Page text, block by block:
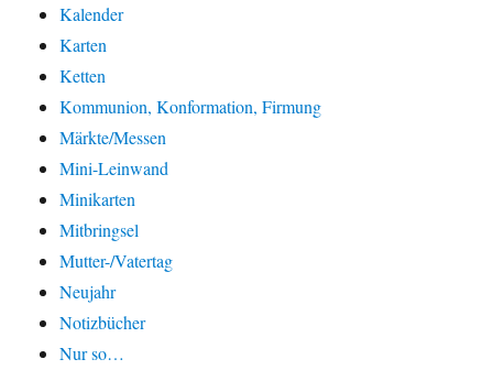
Kalender
Karten
Ketten
Kommunion, Konformation, Firmung
Märkte/Messen
Mini-Leinwand
Minikarten
Mitbringsel
Mutter-/Vatertag
Neujahr
Notizbücher
Nur so…